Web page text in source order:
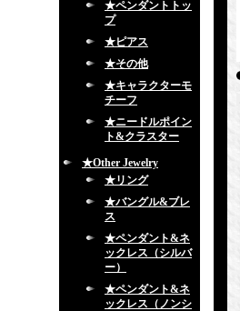
★ペンダントトッ
プ
★ピアス
★その他
★キャラクターモ
チーフ
★ニードルポイン
ト&クラスター
★Other Jewelry
★リング
★バングル&ブレ
ス
★ペンダント&ネ
ックレス（シルバ
ー）
★ペンダント&ネ
ックレス（ノンシ